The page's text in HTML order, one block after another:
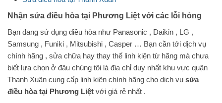
Nhận sửa điều hòa tại Phương Liệt với các lỗi hỏng
Bạn đang sử dụng điều hòa như Panasonic , Daikin , LG ,
Samsung , Funiki , Mitsubishi , Casper … Bạn cần tới dịch vụ
chính hãng , sửa chữa hay thay thế linh kiện từ hãng mà chưa
biết lựa chọn ở đâu chúng tôi là địa chỉ duy nhất khu vực quận
Thanh Xuân cung cấp linh kiện chính hãng cho dịch vụ sửa
điều hòa tại Phương Liệt với giá rẻ nhất .